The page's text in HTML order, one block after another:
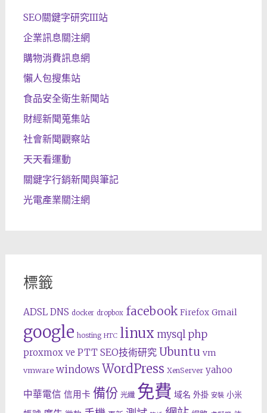
SEO關鍵字研究III站
企業訊息關注網
購物消費訊息網
懶人包搜集站
食品安全衛生新聞站
財經新聞蒐集站
社會新聞觀察站
天天看運動
關鍵字行銷新聞與筆記
光電產業關注網
標籤
ADSL DNS docker dropbox facebook Firefox Gmail
google hosting HTC linux mysql php
proxmox ve PTT SEO技術研究 Ubuntu vm
vmware windows WordPress XenServer yahoo
中華電信 信用卡 備份 光纖 免費 域名 外掛 安裝 小米